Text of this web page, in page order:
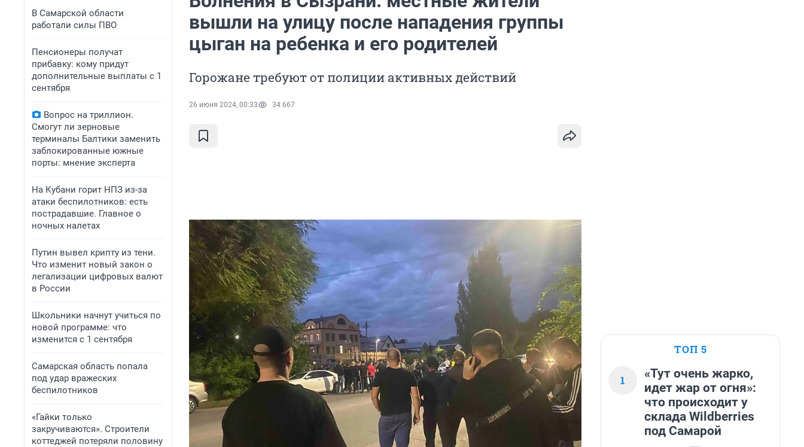
В Самарской области
работали силы ПВО
Пенсионеры получат
прибавку: кому придут
дополнительные выплаты с 1
сентября
Вопрос на триллион.
Смогут ли зерновые
терминалы Балтики заменить
заблокированные южные
порты: мнение эксперта
На Кубани горит НПЗ из-за
атаки беспилотников: есть
пострадавшие. Главное о
ночных налетах
Путин вывел крипту из тени.
Что изменит новый закон о
легализации цифровых валют
в России
Школьники начнут учиться по
новой программе: что
изменится с 1 сентября
Самарская область попала
под удар вражеских
беспилотников
«Гайки только
закручиваются». Строители
коттеджей потеряли половину
вышли на улицу после нападения группы
цыган на ребенка и его родителей
Горожане требуют от полиции активных действий
26 июня 2024, 00:33 34 667
ТОП 5
1
«Тут очень жарко,
идет жар от огня»:
что происходит у
склада Wildberries
под Самарой